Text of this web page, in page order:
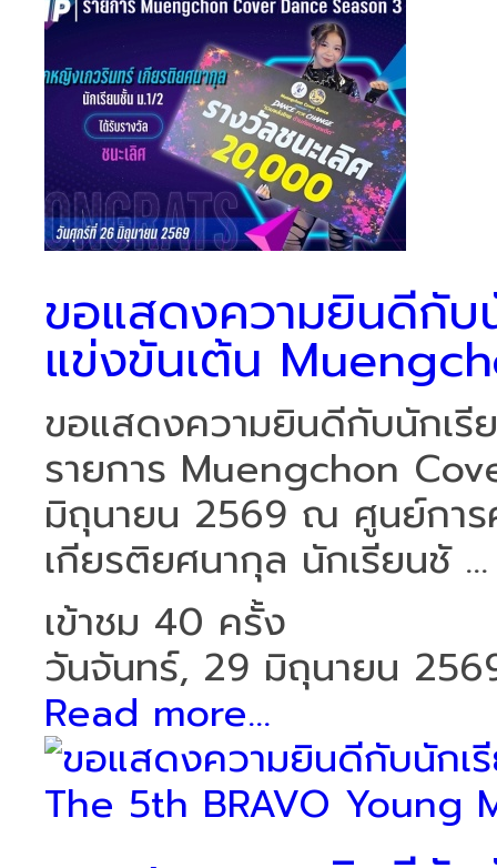
ขอแสดงความยินดีกับ
แข่งขันเต้น
ขอแสดงความยินดีกับนักเรี
รายการ Muengchon
มิถุนายน 2569 ณ ศูนย์การ
เกียรติยศนากุล นักเรียนชั ...
เข้าชม 40 ครั้ง
วันจันทร์, 29 มิถุนายน
Read more...